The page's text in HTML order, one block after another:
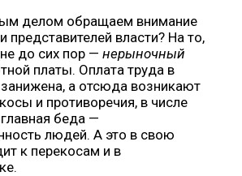
делом обращаем внимание
представителей власти? На то,
до сих пор — нерыночный
платы. Оплата труда в
а отсюда возникают
и противоречия, в числе
беда —
людей. А это в свою
к перекосам и в